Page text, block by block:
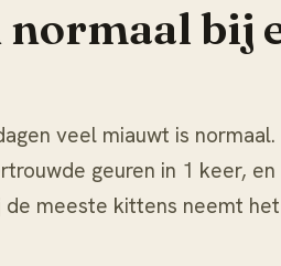
bij
veel miauwt is
geuren in 1 keer, en
meeste kittens neemt